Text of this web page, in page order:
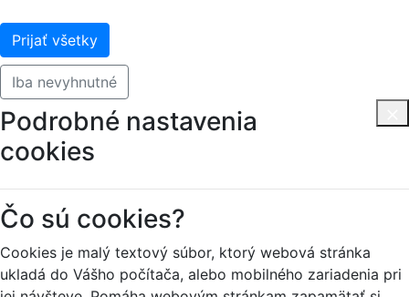
Prijať všetky
Iba nevyhnutné
Podrobné nastavenia
cookies
Čo sú cookies?
Cookies je malý textový súbor, ktorý webová stránka
ukladá do Vášho počítača, alebo mobilného zariadenia pri